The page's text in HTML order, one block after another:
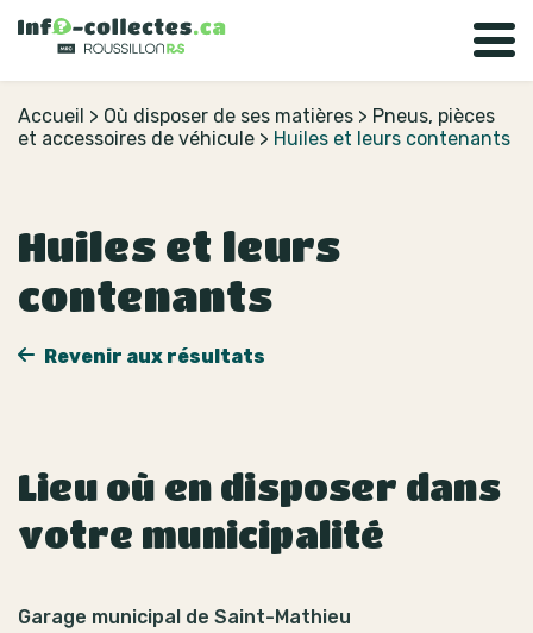
Accueil > Où disposer de ses matières > Pneus, pièces
et accessoires de véhicule > Huiles et leurs contenants
Huiles et leurs
contenants
Revenir aux résultats
Lieu où en disposer dans
votre municipalité
Garage municipal de Saint-Mathieu